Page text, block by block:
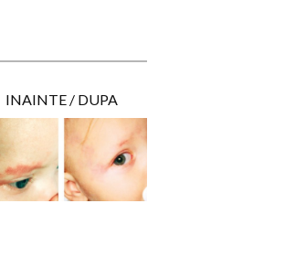
INAINTE / DUPA